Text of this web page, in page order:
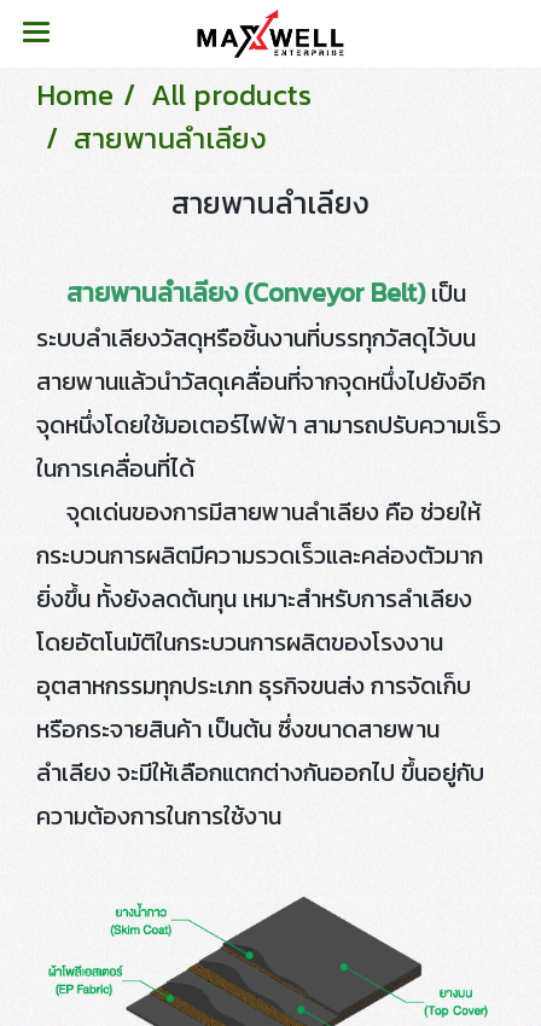
Home
All products
สายพานลำเลียง
สายพานลำเลียง
สายพานลำเลียง (Conveyor Belt)เป็น
ระบบลำเลียงวัสดุหรือชิ้นงานที่บรรทุกวัสดุไว้บน
สายพานแล้วนำวัสดุเคลื่อนที่จากจุดหนึ่งไปยังอีก
จุดหนึ่งโดยใช้มอเตอร์ไฟฟ้า สามารถปรับความเร็ว
ในการเคลื่อนที่ได้
จุดเด่นของการมีสายพานลำเลียง คือ ช่วยให้
กระบวนการผลิตมีความรวดเร็วและคล่องตัวมาก
ยิ่งขึ้น ทั้งยังลดต้นทุน เหมาะสำหรับการลำเลียง
โดยอัตโนมัติในกระบวนการผลิตของโรงงาน
อุตสาหกรรมทุกประเภท ธุรกิจขนส่ง การจัดเก็บ
หรือกระจายสินค้า เป็นต้น ซึ่งขนาดสายพาน
ลำเลียง จะมีให้เลือกแตกต่างกันออกไป ขึ้นอยู่กับ
ความต้องการในการใช้งาน